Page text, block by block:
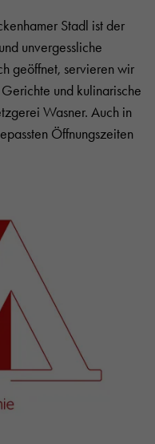
Stadl ist der
unvergessliche
geöffnet, servieren wir
und kulinarische
Wasner. Auch in
Öffnungszeiten